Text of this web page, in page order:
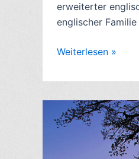
erweiterter
englischer
Buchkritik:
dem
Monsun,
von
John
Weiterlesen »